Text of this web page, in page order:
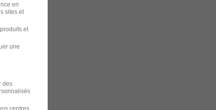
en
sites et
et
une
des
centres